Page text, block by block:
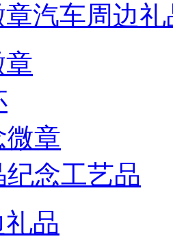
汽车周边礼
微章
纪念工艺品
品